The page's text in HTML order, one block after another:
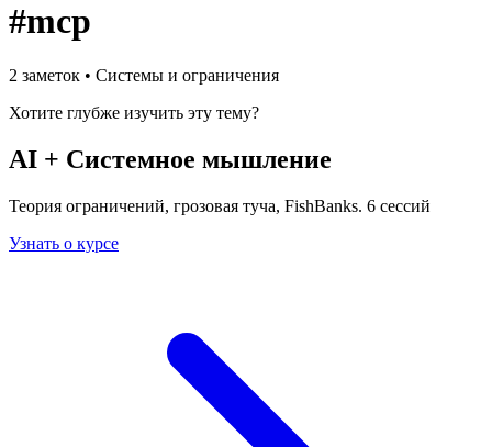
#mcp
2 заметок • Системы и ограничения
Хотите глубже изучить эту тему?
AI + Системное мышление
Теория ограничений, грозовая туча, FishBanks. 6 сессий
Узнать о курсе